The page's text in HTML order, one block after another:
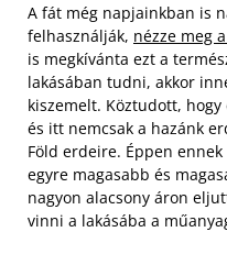
A fát még napjainkban is
felhasználják, nézze meg
is megkívánta ezt a
lakásában tudni, akkor
kiszemelt. Köztudott,
és itt nemcsak a hazánk
Föld erdeire. Éppen
egyre magasabb és
nagyon alacsony áron
vinni a lakásába a